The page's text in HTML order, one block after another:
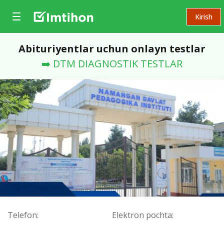
Kirish
Abituriyentlar uchun onlayn testlar
➡️ DTM DIAGNOSTIK TESTLAR
Telefon:
Elektron pochta: